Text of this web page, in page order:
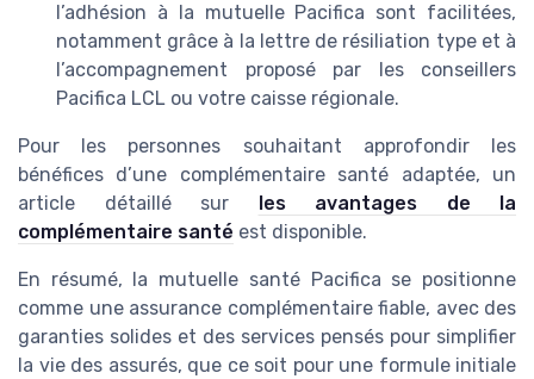
l’adhésion à la mutuelle Pacifica sont facilitées,
notamment grâce à la lettre de résiliation type et à
l’accompagnement proposé par les conseillers
Pacifica LCL ou votre caisse régionale.
Pour les personnes souhaitant approfondir les
bénéfices d’une complémentaire santé adaptée, un
article détaillé sur les avantages de la
complémentaire santé est disponible.
En résumé, la mutuelle santé Pacifica se positionne
comme une assurance complémentaire fiable, avec des
garanties solides et des services pensés pour simplifier
la vie des assurés, que ce soit pour une formule initiale